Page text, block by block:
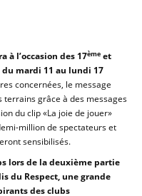
à l’occasion des 17ème et
du mardi 11 au lundi 17
concernées, le message
terrains grâce à des messages
du clip «La joie de jouer»
million de spectateurs et
sensibilisés.
lors de la deuxième partie
du Respect, une grande
des clubs